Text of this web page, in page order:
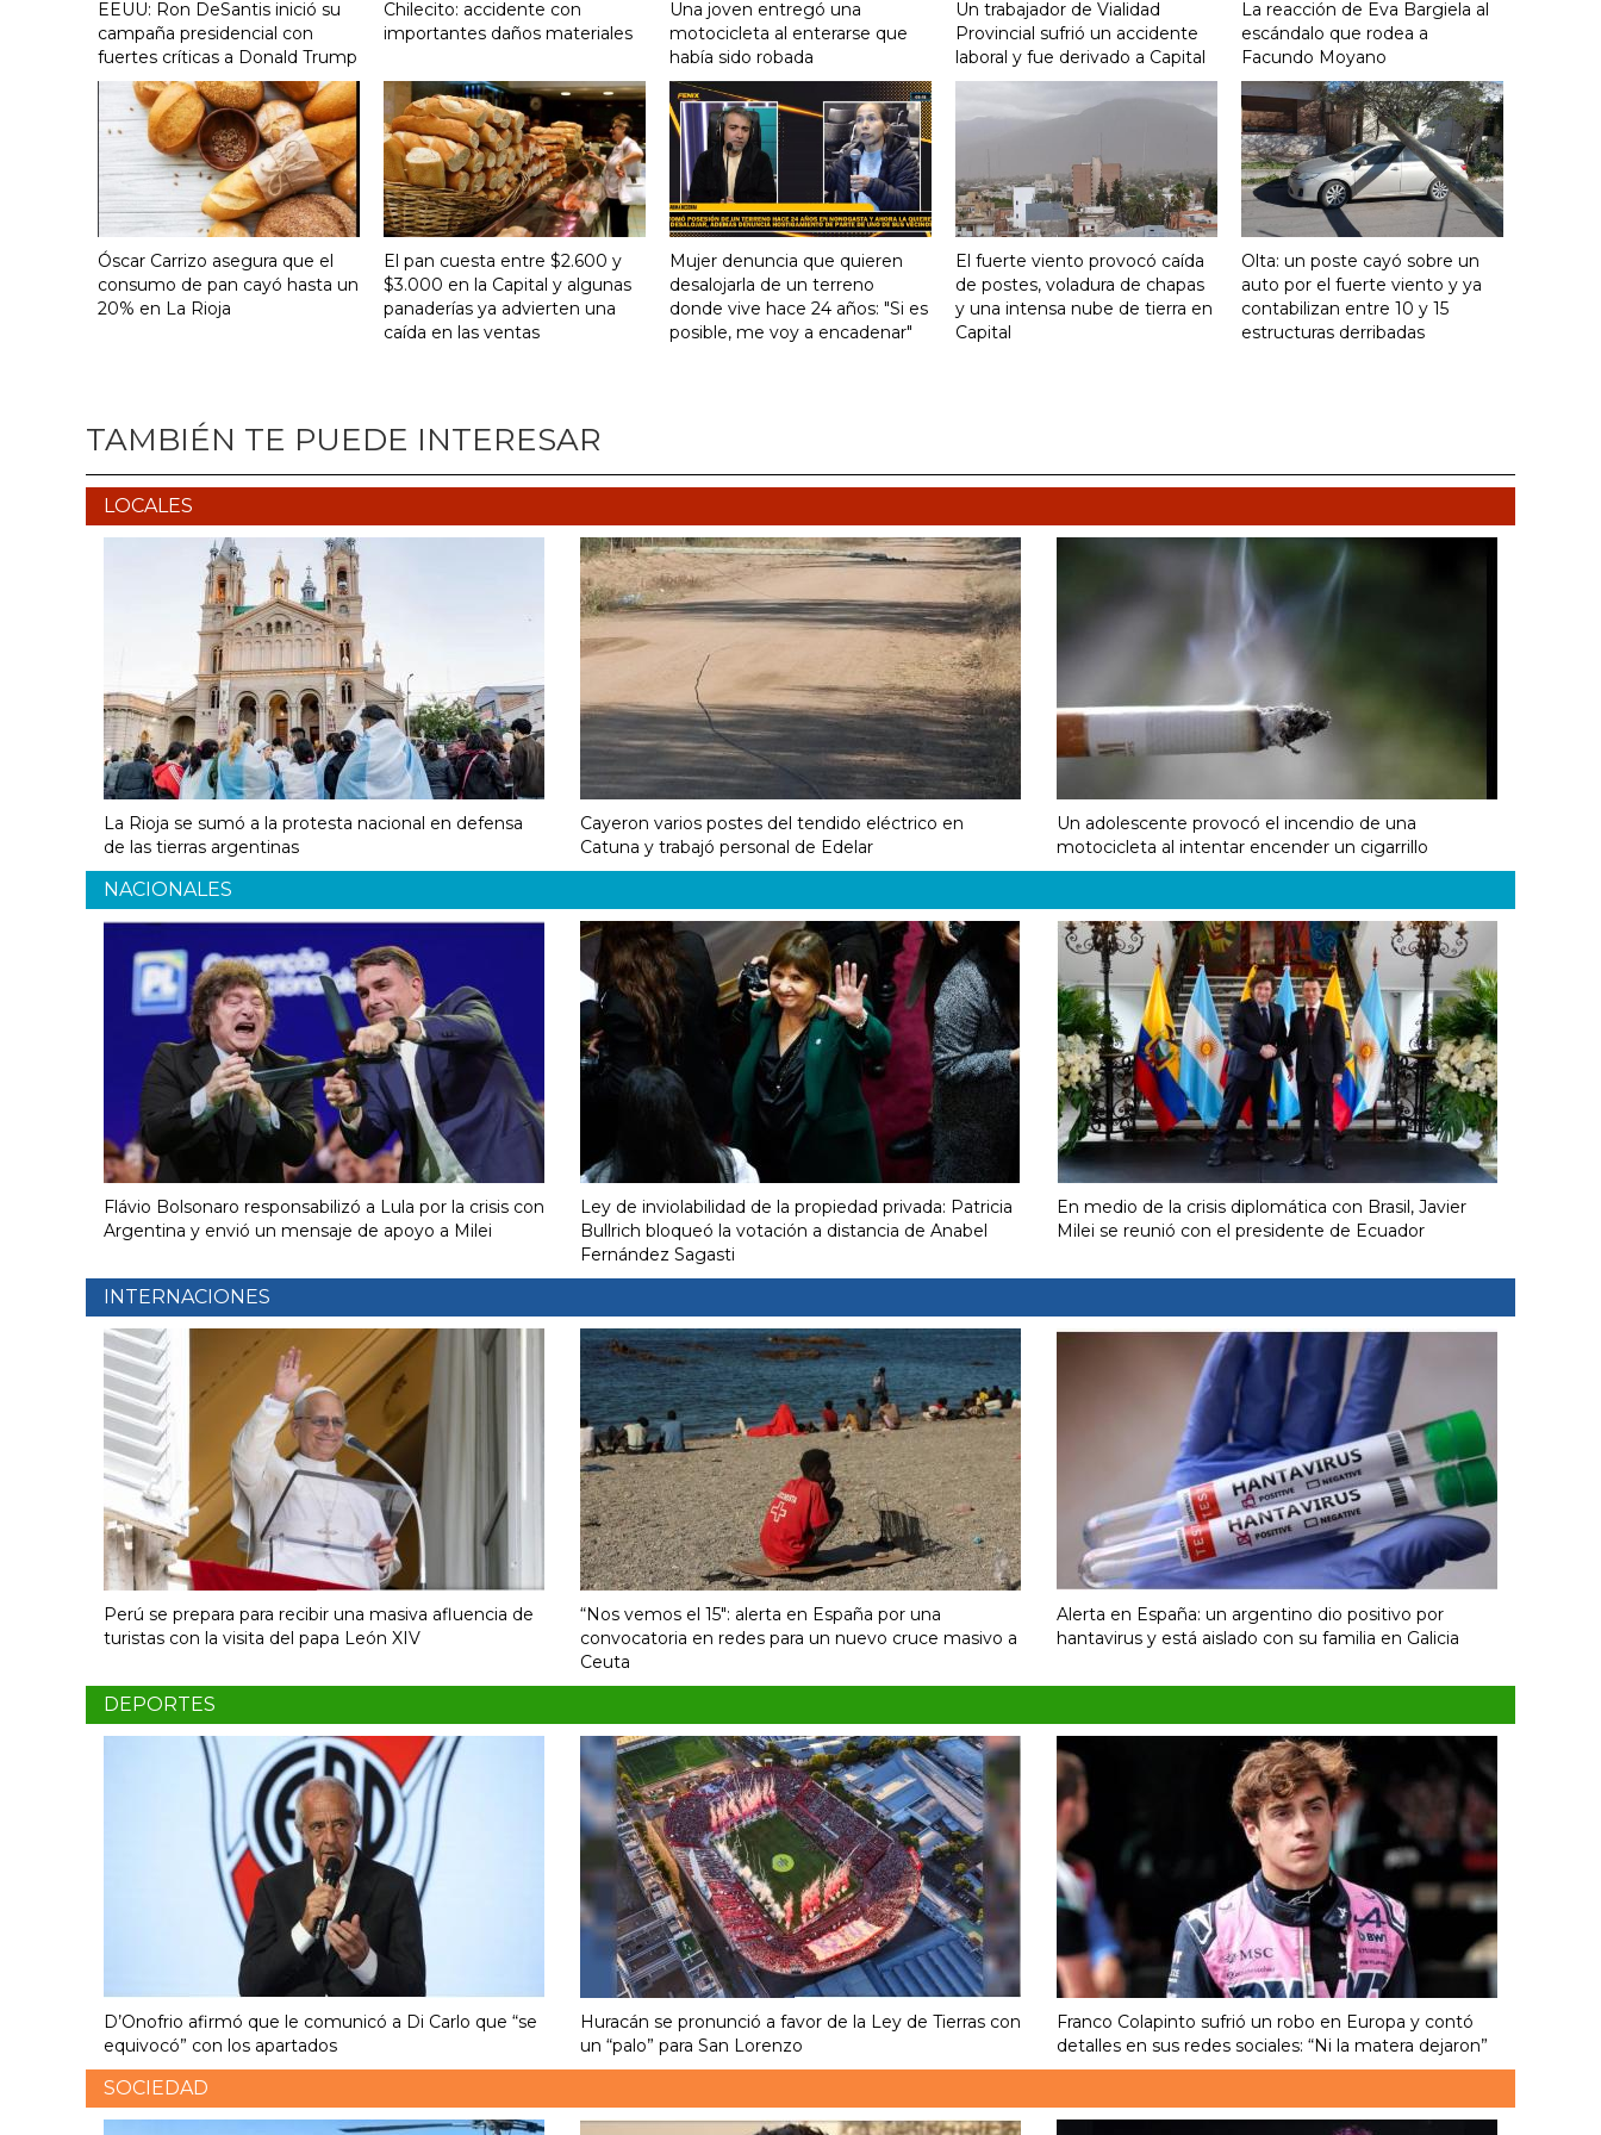
EEUU: Ron DeSantis inició su
campaña presidencial con
fuertes críticas a Donald Trump
Chilecito: accidente con
importantes daños materiales
Una joven entregó una
motocicleta al enterarse que
había sido robada
Un trabajador de Vialidad
Provincial sufrió un accidente
laboral y fue derivado a Capital
La reacción de Eva Bargiela al
escándalo que rodea a
Facundo Moyano
Óscar Carrizo asegura que el
consumo de pan cayó hasta un
20% en La Rioja
El pan cuesta entre $2.600 y
$3.000 en la Capital y algunas
panaderías ya advierten una
caída en las ventas
Mujer denuncia que quieren
desalojarla de un terreno
donde vive hace 24 años: "Si es
posible, me voy a encadenar"
El fuerte viento provocó caída
de postes, voladura de chapas
y una intensa nube de tierra en
Capital
Olta: un poste cayó sobre un
auto por el fuerte viento y ya
contabilizan entre 10 y 15
estructuras derribadas
TAMBIÉN TE PUEDE INTERESAR
LOCALES
La Rioja se sumó a la protesta nacional en defensa
de las tierras argentinas
Cayeron varios postes del tendido eléctrico en
Catuna y trabajó personal de Edelar
Un adolescente provocó el incendio de una
motocicleta al intentar encender un cigarrillo
NACIONALES
Flávio Bolsonaro responsabilizó a Lula por la crisis con
Argentina y envió un mensaje de apoyo a Milei
Ley de inviolabilidad de la propiedad privada: Patricia
Bullrich bloqueó la votación a distancia de Anabel
Fernández Sagasti
En medio de la crisis diplomática con Brasil, Javier
Milei se reunió con el presidente de Ecuador
INTERNACIONES
Perú se prepara para recibir una masiva afluencia de
turistas con la visita del papa León XIV
“Nos vemos el 15″: alerta en España por una
convocatoria en redes para un nuevo cruce masivo a
Ceuta
Alerta en España: un argentino dio positivo por
hantavirus y está aislado con su familia en Galicia
DEPORTES
D’Onofrio afirmó que le comunicó a Di Carlo que “se
equivocó” con los apartados
Huracán se pronunció a favor de la Ley de Tierras con
un “palo” para San Lorenzo
Franco Colapinto sufrió un robo en Europa y contó
detalles en sus redes sociales: “Ni la matera dejaron”
SOCIEDAD